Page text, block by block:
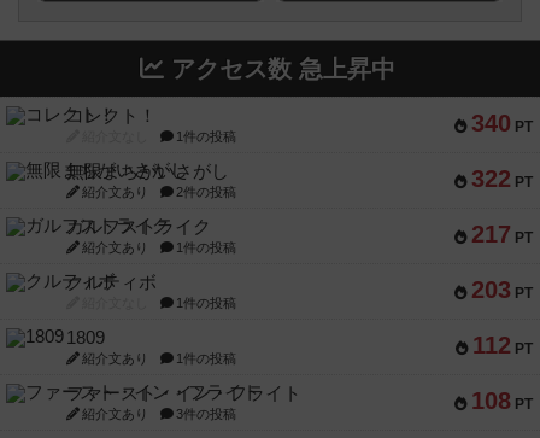
アクセス数 急上昇中
340 PT
コレクト！
1件の投稿
322 PT
無限まちがいさがし
紹介文あり 2件の投稿
217 PT
ガルフストライク
紹介文あり 1件の投稿
203 PT
クルティボ
1件の投稿
112 PT
1809
紹介文あり 1件の投稿
108 PT
ファースト・イン・フライト
紹介文あり 3件の投稿